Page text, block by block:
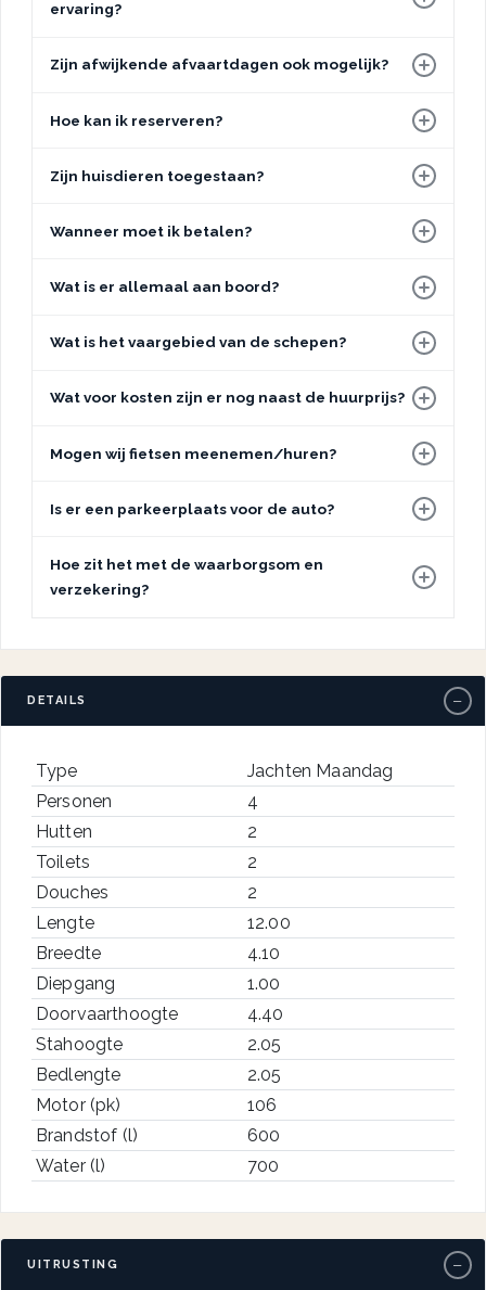
DETAILS −
Type
Jachten Maandag
Personen
4
Hutten
2
Toilets
2
Douches
2
Lengte
12.00
Breedte
4.10
Diepgang
1.00
Doorvaarthoogte
4.40
Stahoogte
2.05
Bedlengte
2.05
Motor (pk)
106
Brandstof (l)
600
Water (l)
700
UITRUSTING −
ervaring?
Zijn afwijkende afvaartdagen ook mogelijk?
Hoe kan ik reserveren?
Zijn huisdieren toegestaan?
Wanneer moet ik betalen?
Wat is er allemaal aan boord?
Wat is het vaargebied van de schepen?
Wat voor kosten zijn er nog naast de huurprijs?
Mogen wij fietsen meenemen/huren?
Is er een parkeerplaats voor de auto?
Hoe zit het met de waarborgsom en
verzekering?